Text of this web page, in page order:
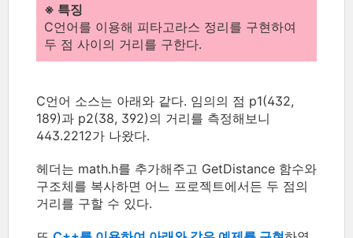
※ 특징
C언어를 이용해 피타고라스 정리를 구현하여
두 점 사이의 거리를 구한다.
C언어 소스는 아래와 같다. 임의의 점 p1(432,
189)과 p2(38, 392)의 거리를 측정해보니
443.2212가 나왔다.
헤더는 math.h를 추가해주고 GetDistance 함수와
구조체를 복사하면 어느 프로젝트에서든 두 점의
거리를 구할 수 있다.